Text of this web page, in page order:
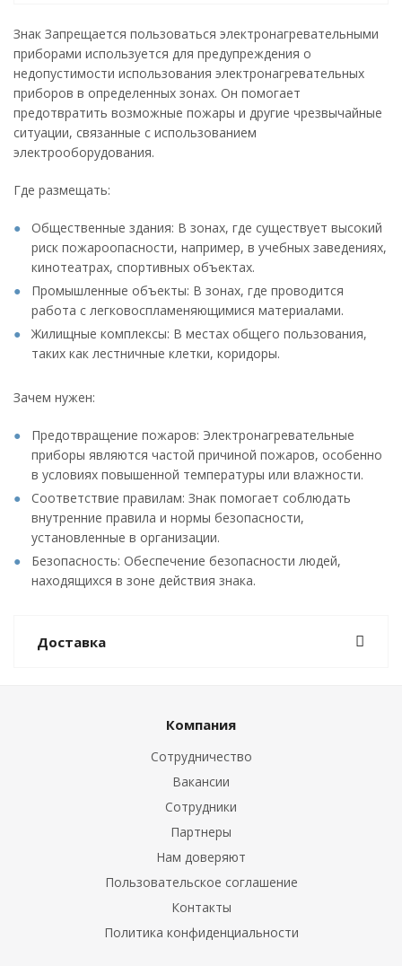
Знак Запрещается пользоваться электронагревательными
приборами используется для предупреждения о
недопустимости использования электронагревательных
приборов в определенных зонах. Он помогает
предотвратить возможные пожары и другие чрезвычайные
ситуации, связанные с использованием
электрооборудования.
Где размещать:
Общественные здания: В зонах, где существует высокий
риск пожароопасности, например, в учебных заведениях,
кинотеатрах, спортивных объектах.
Промышленные объекты: В зонах, где проводится
работа с легковоспламеняющимися материалами.
Жилищные комплексы: В местах общего пользования,
таких как лестничные клетки, коридоры.
Зачем нужен:
Предотвращение пожаров: Электронагревательные
приборы являются частой причиной пожаров, особенно
в условиях повышенной температуры или влажности.
Соответствие правилам: Знак помогает соблюдать
внутренние правила и нормы безопасности,
установленные в организации.
Безопасность: Обеспечение безопасности людей,
находящихся в зоне действия знака.
Доставка
Компания
Сотрудничество
Вакансии
Сотрудники
Партнеры
Нам доверяют
Пользовательское соглашение
Контакты
Политика конфиденциальности